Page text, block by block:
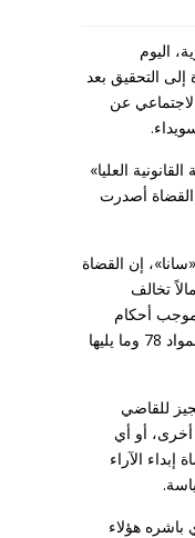
اليوم
التحقيق بعد
عن
العليا»
أصدرت
إن القضاة
تخالف
أحكام
قانون السلطة القضائية، ولا سيّما المواد 78 وما يليها
للقاضي
أخرى، أو أي
الآراء
باشره هؤلاء